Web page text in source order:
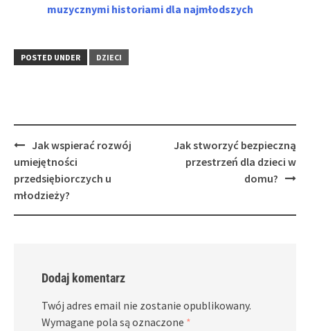
muzycznymi historiami dla najmłodszych
POSTED UNDER DZIECI
Post
navigation
Jak wspierać rozwój
umiejętności
przedsiębiorczych u
młodzieży?
Jak stworzyć bezpieczną
przestrzeń dla dzieci w
domu?
Dodaj komentarz
Twój adres email nie zostanie opublikowany.
Wymagane pola są oznaczone *